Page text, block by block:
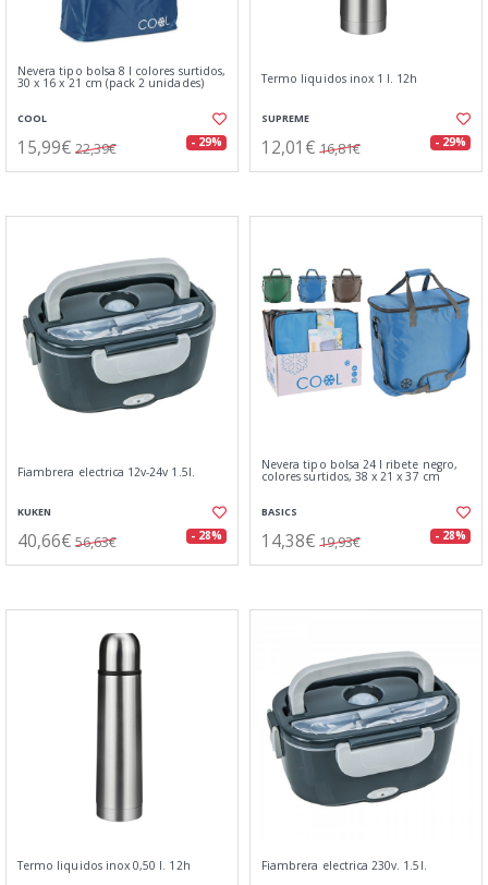
Nevera tipo bolsa 8 l colores surtidos,
30 x 16 x 21 cm (pack 2 unidades)
COOL
15,99€ 22,39€ - 29%
Termo liquidos inox 1 l. 12h
SUPREME
12,01€ 16,81€ - 29%
Fiambrera electrica 12v-24v 1.5l.
KUKEN
40,66€ 56,63€ - 28%
Nevera tipo bolsa 24 l ribete negro,
colores surtidos, 38 x 21 x 37 cm
BASICS
14,38€ 19,93€ - 28%
Termo liquidos inox 0,50 l. 12h Fiambrera electrica 230v. 1.5l.